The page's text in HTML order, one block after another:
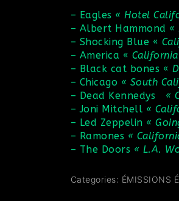
– Eagles « Hotel
– Albert Hammond «
– Shocking Blue «
– America «
– Black cat bones «
– Chicago « South
– Dead Kennedys
«
–Joni Mitchell «
– Led Zeppelin «
– Ramones «
– The Doors « L.A.
Categories: ÉMISSIONS